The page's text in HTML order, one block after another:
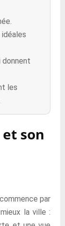
donnent
les
son
par
la ville :